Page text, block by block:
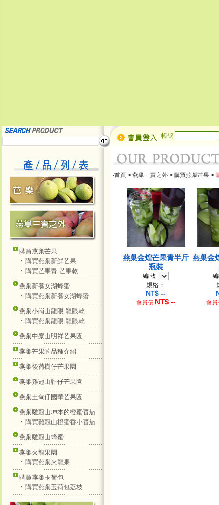
購買燕巢芒果
‧ 購買燕巢新鮮芒果
‧ 購買芒果青.芒果乾
燕巢新養女湖蜂蜜
‧ 購買燕巢新養女湖蜂蜜
燕巢小崗山龍眼.龍眼乾
‧ 購買燕巢龍眼.龍眼乾
燕巢中寮山明祥芒果園:
燕巢芒果的品種介紹
燕巢後荷樹仔芒果園
燕巢雞冠山評仔芒果園
燕巢土甸仔國華芒果園
燕巢雞冠山坤本的橙蜜蕃茄
‧ 購買雞冠山橙蜜香小蕃茄
燕巢雞冠山蜂蜜
燕巢火龍果園
‧ 購買燕巢火龍果
購買燕巢玉荷包
‧ 購買燕巢玉荷包荔枝
帳號
‧首頁> 燕巢三寶之外> 購買燕巢芒果>
燕巢金煌芒果青半斤
瓶裝
編 號
規格：
NT$ --
會員價 NT$ --
燕巢金
會員